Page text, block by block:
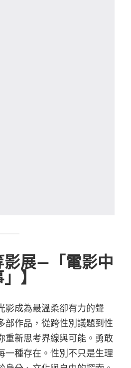
影展—「電影中
】
影成為最溫柔卻有力的聲
部作品，從跨性別議題到性
重新思考界線與可能。勇敢
一種存在。性別不只是生理